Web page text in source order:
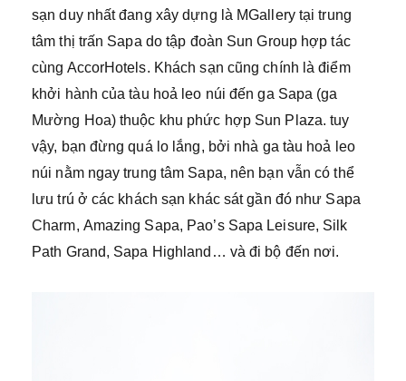
sạn duy nhất đang xây dựng là MGallery tại trung
tâm thị trấn Sapa do tập đoàn Sun Group hợp tác
cùng AccorHotels. Khách sạn cũng chính là điểm
khởi hành của tàu hoả leo núi đến ga Sapa (ga
Mường Hoa) thuộc khu phức hợp Sun Plaza. tuy
vậy, bạn đừng quá lo lắng, bởi nhà ga tàu hoả leo
núi nằm ngay trung tâm Sapa, nên bạn vẫn có thể
lưu trú ở các khách sạn khác sát gần đó như Sapa
Charm, Amazing Sapa, Pao’s Sapa Leisure, Silk
Path Grand, Sapa Highland… và đi bộ đến nơi.